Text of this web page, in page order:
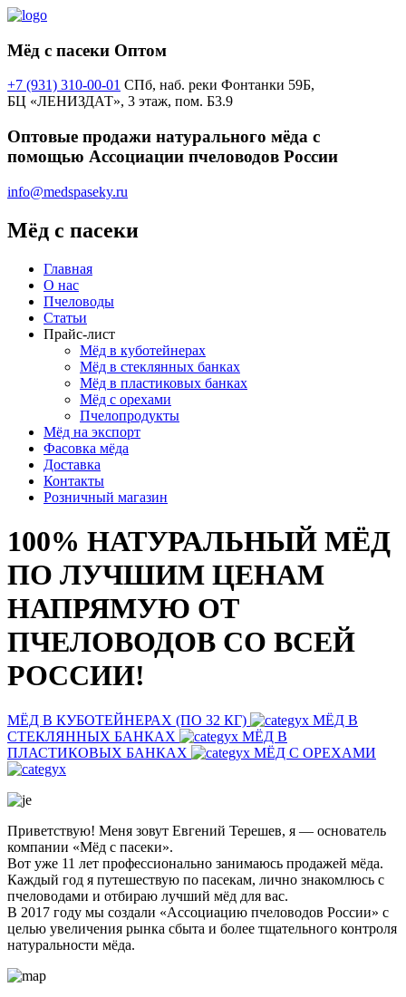
Мёд с пасеки Оптом
+7 (931) 310-00-01 СПб, наб. реки Фонтанки 59Б,
БЦ «ЛЕНИЗДАТ», 3 этаж, пом. Б3.9
Оптовые продажи натурального мёда с
помощью Ассоциации пчеловодов России
info@medspaseky.ru
Мёд с пасеки
Главная
О нас
Пчеловоды
Статьи
Прайс-лист
Мёд в куботейнерах
Мёд в стеклянных банках
Мёд в пластиковых банках
Мёд с орехами
Пчелопродукты
Мёд на экспорт
Фасовка мёда
Доставка
Контакты
Розничный магазин
100% НАТУРАЛЬНЫЙ МЁД
ПО ЛУЧШИМ ЦЕНАМ
НАПРЯМУЮ ОТ
ПЧЕЛОВОДОВ СО ВСЕЙ
РОССИИ!
МЁД В КУБОТЕЙНЕРАХ (ПО 32 КГ)
МЁД В
СТЕКЛЯННЫХ БАНКАХ
МЁД В
ПЛАСТИКОВЫХ БАНКАХ
МЁД С ОРЕХАМИ
Приветствую! Меня зовут Евгений Терешев, я — основатель
компании «Мёд с пасеки».
Вот уже 11 лет профессионально занимаюсь продажей мёда.
Каждый год я путешествую по пасекам, лично знакомлюсь с
пчеловодами и отбираю лучший мёд для вас.
В 2017 году мы создали «Ассоциацию пчеловодов России» с
целью увеличения рынка сбыта и более тщательного контроля
натуральности мёда.